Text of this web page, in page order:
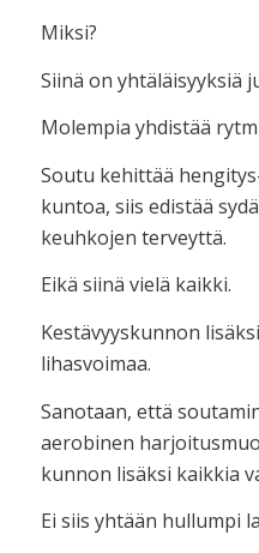
Miksi?
Siinä on yhtäläisyyksiä
Molempia yhdistää
Soutu kehittää
kuntoa, siis edistää
keuhkojen terveyttä.
Eikä siinä vielä kaikki.
Kestävyyskunnon
lihasvoimaa.
Sanotaan, että
aerobinen
kunnon lisäksi kaikkia
Ei siis yhtään hullumpi